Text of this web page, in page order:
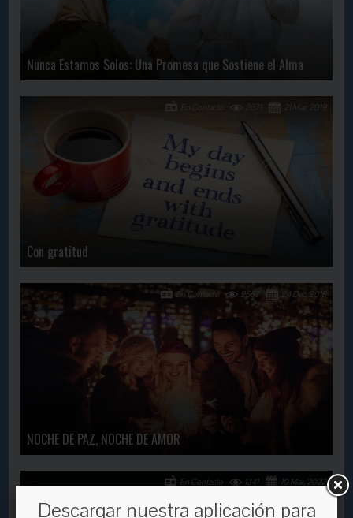
Nunca Estamos Solos: Una Promesa que Sostiene el Alma
Con gratitud
21 Mar, 2019
2671
En Contacto
NOCHE DE PAZ, NOCHE DE AMOR
24 Dec, 2018
2567
En Contacto
10 Mar, 2022
1341
En Contacto
Descargar nuestra aplicación para